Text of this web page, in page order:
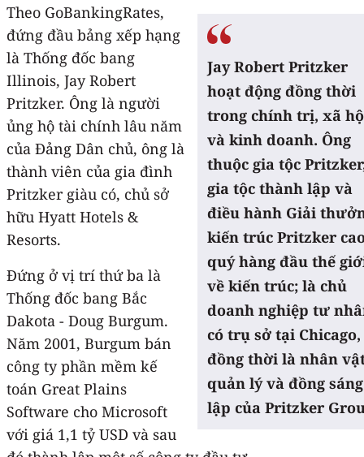
Jay Robert Pritzker
hoạt động đồng thời
trong chính trị, xã
và kinh doanh. Ông
thuộc gia tộc
gia tộc thành lập và
điều hành Giải
kiến trúc Pritzker
quý hàng đầu thế
về kiến trúc; là chủ
doanh nghiệp tư
có trụ sở tại Chicago,
đồng thời là nhân
quản lý và đồng sáng
lập của Pritzker
Theo GoBankingRates,
đứng đầu bảng xếp hạng
là Thống đốc bang
Illinois, Jay Robert
Pritzker. Ông là người
ủng hộ tài chính lâu năm
của Đảng Dân chủ, ông là
thành viên của gia đình
Pritzker giàu có, chủ sở
hữu Hyatt Hotels &
Resorts.
Đứng ở vị trí thứ ba là
Thống đốc bang Bắc
Dakota - Doug Burgum.
Năm 2001, Burgum bán
công ty phần mềm kế
toán Great Plains
Software cho Microsoft
với giá 1,1 tỷ USD và sau